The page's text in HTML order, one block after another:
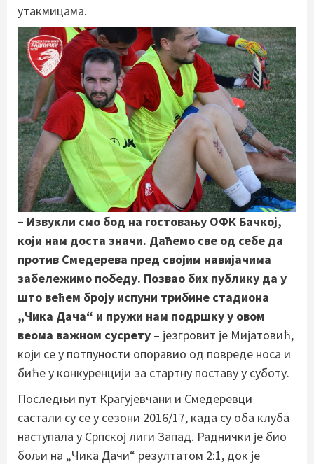
утакмицама.
– Извукли смо бод на гостовању ОФК Бачкој,
који нам доста значи. Даћемо све од себе да
против Смедерева пред својим навијачима
забележимо победу. Позвао бих публику да у
што већем броју испуни трибине стадиона
„Чика Дача“ и пружи нам подршку у овом
веома важном сусрету – језгровит је Мијатовић,
који се у потпуности опоравио од повреде носа и
биће у конкуренцији за стартну поставу у суботу.
Последњи пут Крагујевчани и Смедеревци
састали су се у сезони 2016/17, када су оба клуба
наступала у Српској лиги Запад. Раднички је био
бољи на „Чика Дачи“ резултатом 2:1, док је